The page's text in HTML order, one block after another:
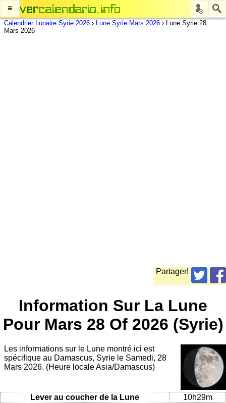
≡
Calendrier Lunaire Syrie 2026 › Lune Syrie Mars 2026 › Lune Syrie 28
Mars 2026
Partager!
Information Sur La Lune
Pour Mars 28 Of 2026 (Syrie)
Les informations sur le Lune montré ici est
spécifique au Damascus, Syrie le Samedi, 28
Mars 2026. (Heure locale Asia/Damascus)
Lever au coucher de la Lune
10h29m